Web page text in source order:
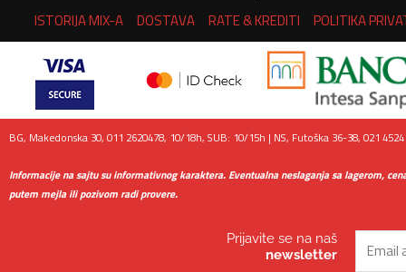
ISTORIJA MIX-A DOSTAVA RATE & KREDITI POLITIKA
BG, Makedonska 30, 011 2620478, 10/18h, SUB: 10/15h | NS, Futoška 36-38, 021
Informacije na sajtu su informativnog karaktera. Eventualna neslaganja sa lagerom,
putem mejla ili pozivom radi provere.
Prijavite se na naš
newsletter
Email